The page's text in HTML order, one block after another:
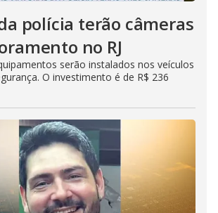
polícia terão câmeras
no RJ
serão instalados nos veículos
O investimento é de R$ 236